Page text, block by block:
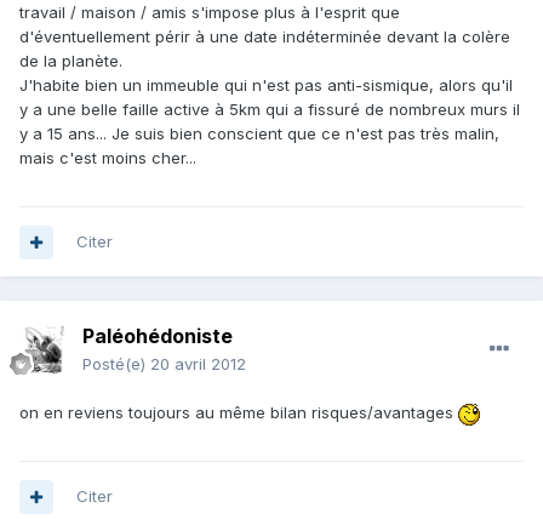
travail / maison / amis s'impose plus à l'esprit que
d'éventuellement périr à une date indéterminée devant la colère
de la planète.
J'habite bien un immeuble qui n'est pas anti-sismique, alors qu'il
y a une belle faille active à 5km qui a fissuré de nombreux murs il
y a 15 ans... Je suis bien conscient que ce n'est pas très malin,
mais c'est moins cher...
Citer
Paléohédoniste
Posté(e) 20 avril 2012
on en reviens toujours au même bilan risques/avantages
Citer